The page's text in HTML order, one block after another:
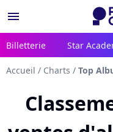
menu
Billetterie Star
Accueil / Charts / Top